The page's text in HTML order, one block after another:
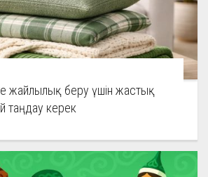
жайлылық беру үшін жастық
таңдау керек